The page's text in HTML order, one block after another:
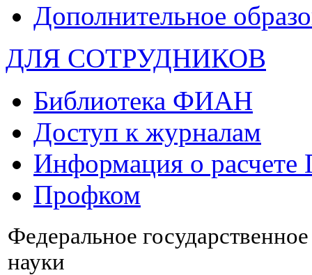
Дополнительное
ДЛЯ СОТРУДНИКОВ
Библиотека ФИАН
Доступ к журналам
Информация о
Профком
Федеральное
науки